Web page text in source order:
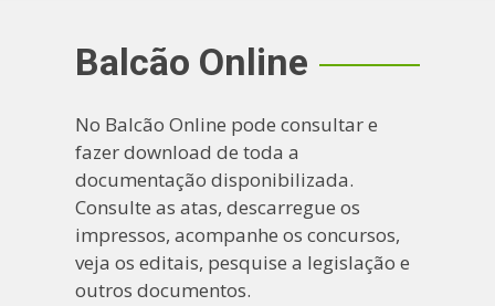
Balcão Online
No Balcão Online pode consultar e
fazer download de toda a
documentação disponibilizada.
Consulte as atas, descarregue os
impressos, acompanhe os concursos,
veja os editais, pesquise a legislação e
outros documentos.